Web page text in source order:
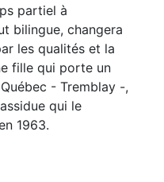
partiel à
bilingue, changera
les qualités et la
fille qui porte un
- Tremblay -,
qui le
1963.